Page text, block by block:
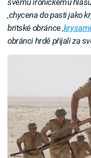
‚chycena do pasti jako
britské obránce ‚
obránci hrdě přijali za